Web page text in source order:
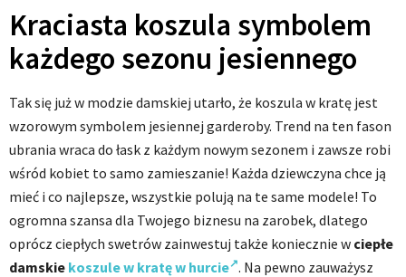
Kraciasta koszula symbolem
każdego sezonu jesiennego
Tak się już w modzie damskiej utarło, że koszula w kratę jest
wzorowym symbolem jesiennej garderoby. Trend na ten fason
ubrania wraca do łask z każdym nowym sezonem i zawsze robi
wśród kobiet to samo zamieszanie! Każda dziewczyna chce ją
mieć i co najlepsze, wszystkie polują na te same modele! To
ogromna szansa dla Twojego biznesu na zarobek, dlatego
oprócz ciepłych swetrów zainwestuj także koniecznie w ciepłe
damskie koszule w kratę w hurcie . Na pewno zauważysz